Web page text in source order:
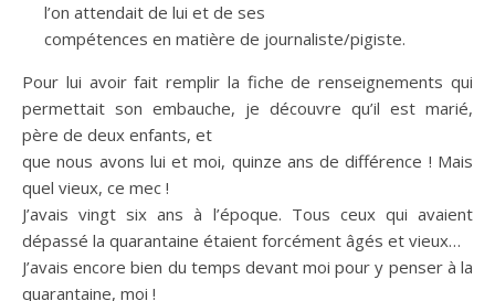
l’on attendait de lui et de ses
compétences en matière de journaliste/pigiste.
Pour lui avoir fait remplir la fiche de renseignements qui
permettait son embauche, je découvre qu’il est marié,
père de deux enfants, et
que nous avons lui et moi, quinze ans de différence ! Mais
quel vieux, ce mec !
J’avais vingt six ans à l’époque. Tous ceux qui avaient
dépassé la quarantaine étaient forcément âgés et vieux…
J’avais encore bien du temps devant moi pour y penser à la
quarantaine, moi !